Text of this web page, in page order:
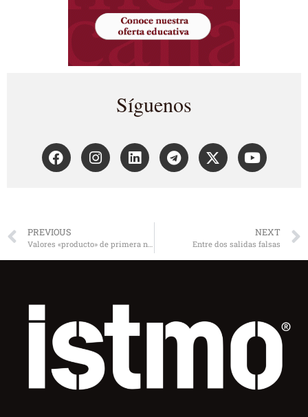
Síguenos
PREVIOUS
Valores «producto» de primera necesidad
NEXT
Entre dos salidas falsas